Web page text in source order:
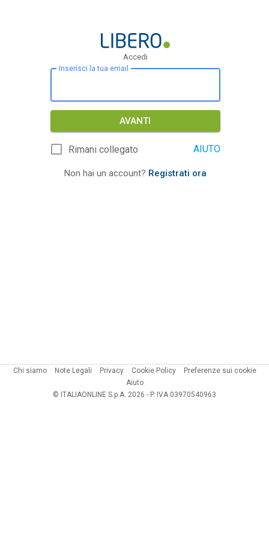
Accedi
Inserisci la tua email
AVANTI
Rimani collegato AIUTO
Non hai un account? Registrati ora
Chi siamo Note Legali Privacy Cookie Policy
Preferenze sui cookie
Aiuto
© ITALIAONLINE S.p.A. 2026 - P. IVA 03970540963